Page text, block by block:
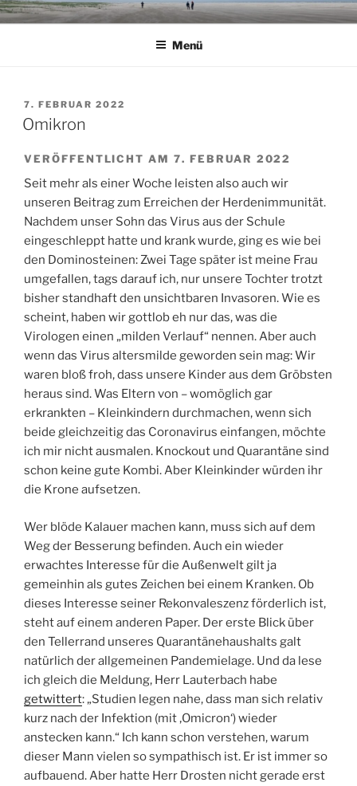
Zum
Inhalt
Menü
VERÖFFENTLICHT
AM
7. FEBRUAR 2022
Omikron
VERÖFFENTLICHT AM 7. FEBRUAR 2022
Seit mehr als einer Woche leisten also auch wir
unseren Beitrag zum Erreichen der Herdenimmunität.
Nachdem unser Sohn das Virus aus der Schule
eingeschleppt hatte und krank wurde, ging es wie bei
den Dominosteinen: Zwei Tage später ist meine Frau
umgefallen, tags darauf ich, nur unsere Tochter trotzt
bisher standhaft den unsichtbaren Invasoren. Wie es
scheint, haben wir gottlob eh nur das, was die
Virologen einen „milden Verlauf“ nennen. Aber auch
wenn das Virus altersmilde geworden sein mag: Wir
waren bloß froh, dass unsere Kinder aus dem Gröbsten
heraus sind. Was Eltern von – womöglich gar
erkrankten – Kleinkindern durchmachen, wenn sich
beide gleichzeitig das Coronavirus einfangen, möchte
ich mir nicht ausmalen. Knockout und Quarantäne sind
schon keine gute Kombi. Aber Kleinkinder würden ihr
die Krone aufsetzen.
Wer blöde Kalauer machen kann, muss sich auf dem
Weg der Besserung befinden. Auch ein wieder
erwachtes Interesse für die Außenwelt gilt ja
gemeinhin als gutes Zeichen bei einem Kranken. Ob
dieses Interesse seiner Rekonvaleszenz förderlich ist,
steht auf einem anderen Paper. Der erste Blick über
den Tellerrand unseres Quarantänehaushalts galt
natürlich der allgemeinen Pandemielage. Und da lese
ich gleich die Meldung, Herr Lauterbach habe
getwittert: „Studien legen nahe, dass man sich relativ
kurz nach der Infektion (mit ‚Omicron‘) wieder
anstecken kann.“ Ich kann schon verstehen, warum
dieser Mann vielen so sympathisch ist. Er ist immer so
aufbauend. Aber hatte Herr Drosten nicht gerade erst